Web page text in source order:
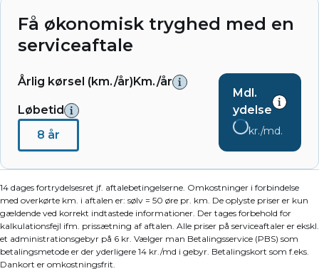
Få økonomisk tryghed med en
serviceaftale
Årlig kørsel (km./år)Km./år
Løbetid
8 år
Mdl.
ydelse
kr./md.
14 dages fortrydelsesret jf. aftalebetingelserne. Omkostninger i forbindelse
med overkørte km. i aftalen er: sølv = 50 øre pr. km. De oplyste priser er kun
gældende ved korrekt indtastede informationer. Der tages forbehold for
kalkulationsfejl ifm. prissætning af aftalen. Alle priser på serviceaftaler er ekskl.
et administrationsgebyr på 6 kr. Vælger man Betalingsservice (PBS) som
betalingsmetode er der yderligere 14 kr./md i gebyr. Betalingskort som f.eks.
Dankort er omkostningsfrit.